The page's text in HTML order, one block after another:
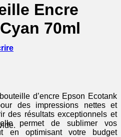
Encre
70ml
d’encre Epson Ecotank
des impressions nettes et
des résultats exceptionnels et
permet de sublimer vos
en optimisant votre budget